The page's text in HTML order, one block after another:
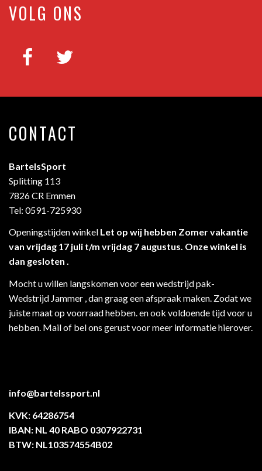
VOLG ONS
CONTACT
BartelsSport
Splitting 113
7826 CR Emmen
Tel: 0591-725930
Openingstijden winkel Let op wij hebben Zomer vakantie
van vrijdag 17 juli t/m vrijdag 7 augustus. Onze winkel is
dan gesloten .
Mocht u willen langskomen voor een wedstrijd pak-
Wedstrijd Jammer , dan graag een afspraak maken. Zodat we
juiste maat op voorraad hebben. en ook voldoende tijd voor u
hebben. Mail of bel ons gerust voor meer informatie hierover.
info@bartelssport.nl
KVK: 64286754
IBAN: NL 40 RABO 0307922731
BTW: NL103574554B02